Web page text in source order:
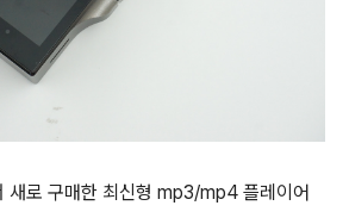
새로 구매한 최신형 mp3/mp4 플레이어